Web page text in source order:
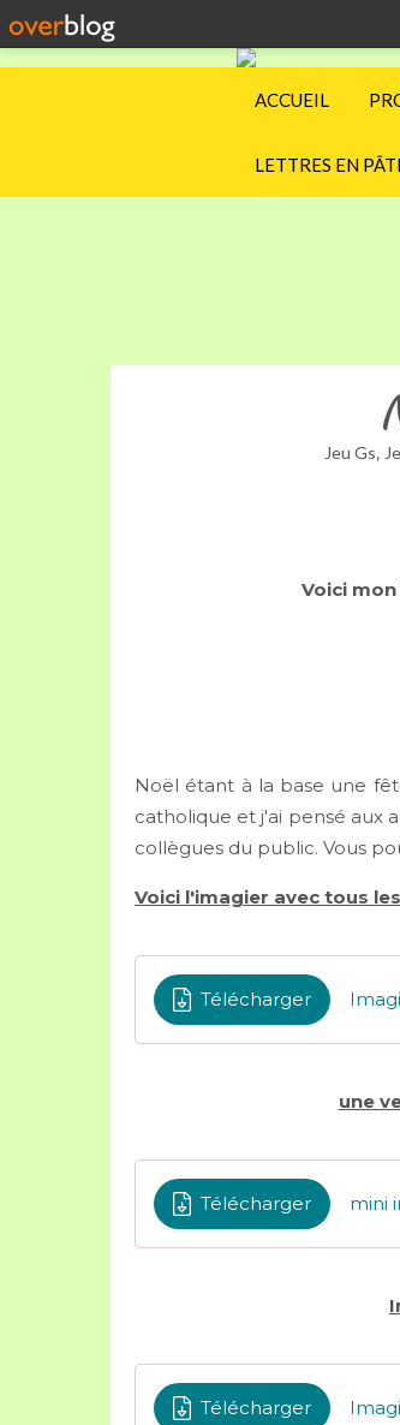
ACCUEIL
LETTRES EN
Jeu Gs,
Voici
Noël étant à la base une
catholique et j'ai pensé aux
collègues du public. Vous
Voici l'imagier avec tous
Télécharger
une
Télécharger mini
Télécharger